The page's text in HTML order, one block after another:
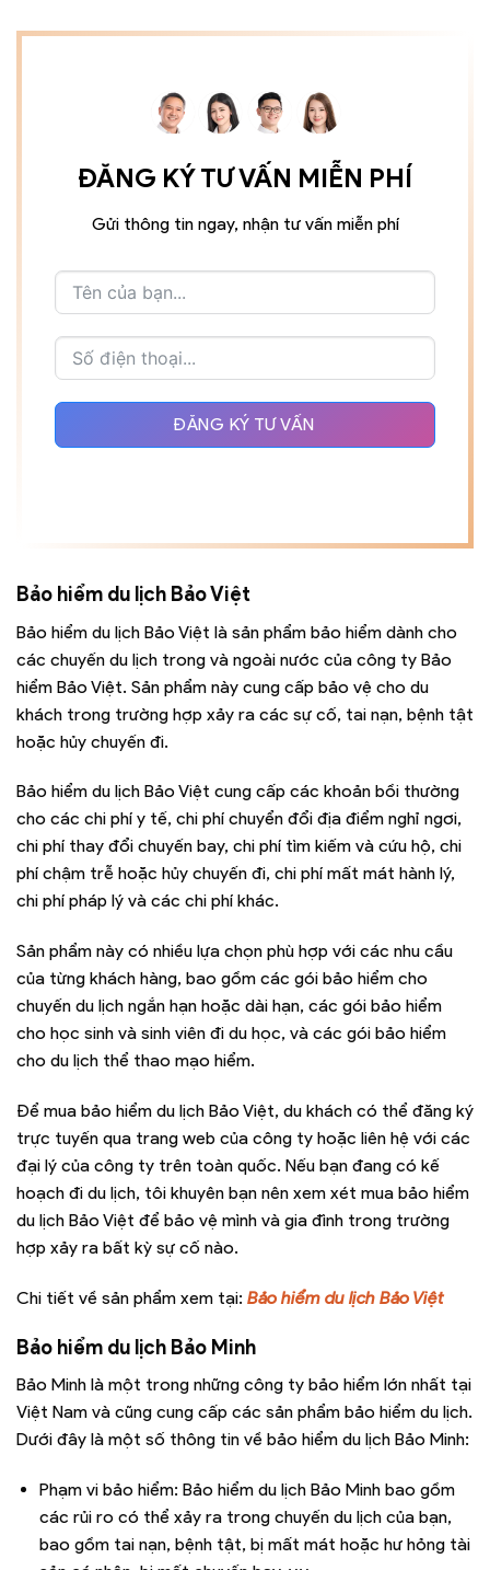
ĐĂNG KÝ TƯ VẤN MIỄN PHÍ
Gửi thông tin ngay, nhận tư vấn miễn phí
ĐĂNG KÝ TƯ VẤN
Bảo hiểm du lịch Bảo Việt
Bảo hiểm du lịch Bảo Việt là sản phẩm bảo hiểm dành cho
các chuyến du lịch trong và ngoài nước của công ty Bảo
hiểm Bảo Việt. Sản phẩm này cung cấp bảo vệ cho du
khách trong trường hợp xảy ra các sự cố, tai nạn, bệnh tật
hoặc hủy chuyến đi.
Bảo hiểm du lịch Bảo Việt cung cấp các khoản bồi thường
cho các chi phí y tế, chi phí chuyển đổi địa điểm nghỉ ngơi,
chi phí thay đổi chuyến bay, chi phí tìm kiếm và cứu hộ, chi
phí chậm trễ hoặc hủy chuyến đi, chi phí mất mát hành lý,
chi phí pháp lý và các chi phí khác.
Sản phẩm này có nhiều lựa chọn phù hợp với các nhu cầu
của từng khách hàng, bao gồm các gói bảo hiểm cho
chuyến du lịch ngắn hạn hoặc dài hạn, các gói bảo hiểm
cho học sinh và sinh viên đi du học, và các gói bảo hiểm
cho du lịch thể thao mạo hiểm.
Để mua bảo hiểm du lịch Bảo Việt, du khách có thể đăng ký
trực tuyến qua trang web của công ty hoặc liên hệ với các
đại lý của công ty trên toàn quốc. Nếu bạn đang có kế
hoạch đi du lịch, tôi khuyên bạn nên xem xét mua bảo hiểm
du lịch Bảo Việt để bảo vệ mình và gia đình trong trường
hợp xảy ra bất kỳ sự cố nào.
Chi tiết về sản phẩm xem tại: Bảo hiểm du lịch Bảo Việt
Bảo hiểm du lịch Bảo Minh
Bảo Minh là một trong những công ty bảo hiểm lớn nhất tại
Việt Nam và cũng cung cấp các sản phẩm bảo hiểm du lịch.
Dưới đây là một số thông tin về bảo hiểm du lịch Bảo Minh:
Phạm vi bảo hiểm: Bảo hiểm du lịch Bảo Minh bao gồm
các rủi ro có thể xảy ra trong chuyến du lịch của bạn,
bao gồm tai nạn, bệnh tật, bị mất mát hoặc hư hỏng tài